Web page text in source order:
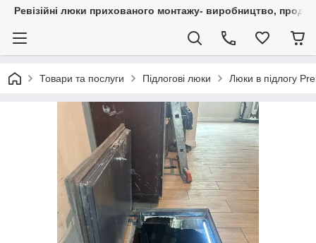
Ревізійні люки прихованого монтажу- виробництво, продаж
Товари та послуги Підлогові люки Люки в підлогу